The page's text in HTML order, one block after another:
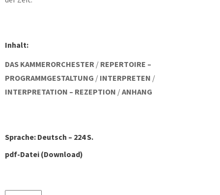
Inhalt:
DAS KAMMERORCHESTER / REPERTOIRE –
PROGRAMMGESTALTUNG / INTERPRETEN /
INTERPRETATION – REZEPTION /ANHANG
Sprache: Deutsch – 224 S.
pdf-Datei (Download)